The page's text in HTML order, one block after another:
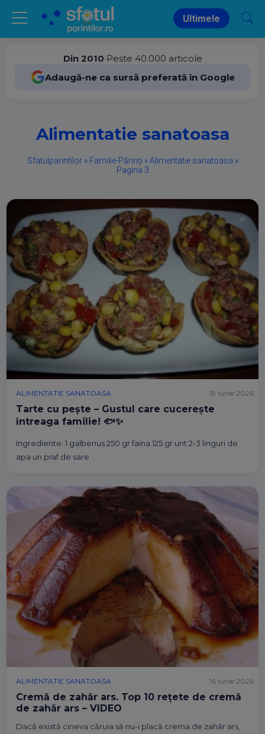
Ultimele
Din 2010•Peste 40.000 articole
Adaugă-ne ca sursă preferată în Google
Alimentatie sanatoasa
Sfatulparintilor» Familie-Părinţi »Alimentatie sanatoasa »
Pagina 3
ALIMENTATIE SANATOASA
Tarte cu pește – Gustul care cucerește
întreaga familie! 🐟✨
Ingrediente: 1 galbenus 250 gr faina 125 gr unt 2-3 linguri de
apa un praf de sare
19 iunie 2026
ALIMENTATIE SANATOASA
Cremă de zahăr ars. Top 10 rețete de cremă
de zahăr ars – VIDEO
Dacă există cineva căruia să nu-i placă crema de zahăr ars,
16 iunie 2026